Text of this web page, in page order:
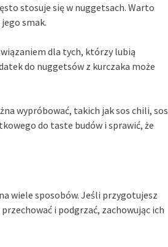
stosuje się w nuggetsach. Warto
smak.
dla tych, którzy lubią
do nuggetsów z kurczaka może
wypróbować, takich jak sos chili, sos
do taste budów i sprawić, że
wiele sposobów. Jeśli przygotujesz
i podgrzać, zachowując ich